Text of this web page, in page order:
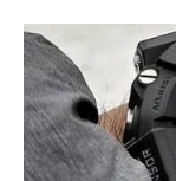
содержимому